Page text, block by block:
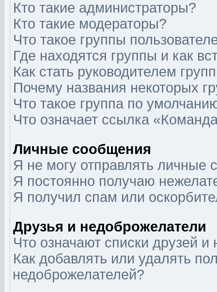
Кто такие администраторы?
Кто такие модераторы?
Что такое группы
Где находятся группы и как
Как стать руководителем
Почему названия некоторых
Что такое группа по
Что означает ссылка
Личные сообщения
Я не могу отправлять личные
Я постоянно получаю
Я получил спам или
Друзья и недоброжелатели
Что означают списки друзей
Как добавлять или удалять
недоброжелателей?